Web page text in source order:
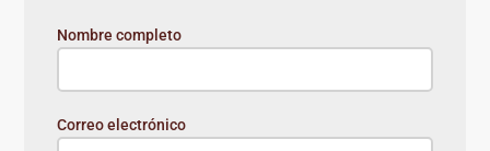
Nombre completo
Correo electrónico